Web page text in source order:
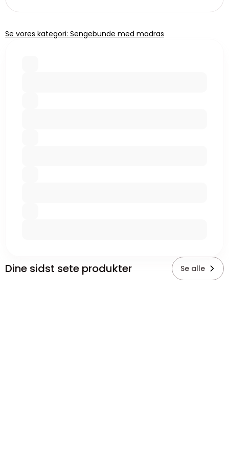
Se vores kategori: Sengebunde med madras
Dine sidst sete produkter Se alle